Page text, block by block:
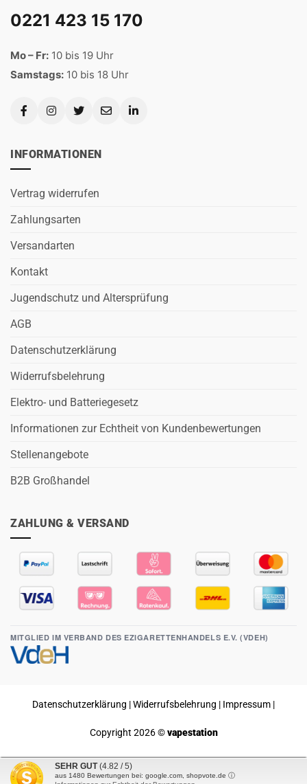
0221 423 15 170
Mo – Fr: 10 bis 19 Uhr
Samstags: 10 bis 18 Uhr
INFORMATIONEN
Vertrag widerrufen
Zahlungsarten
Versandarten
Kontakt
Jugendschutz und Altersprüfung
AGB
Datenschutzerklärung
Widerrufsbelehrung
Elektro- und Batteriegesetz
Informationen zur Echtheit von Kundenbewertungen
Stellenangebote
B2B Großhandel
ZAHLUNG & VERSAND
MITGLIED IM VERBAND DES EZIGARETTENHANDELS E.V. (VDEH)
Datenschutzerklärung |Widerrufsbelehrung | Impressum |
Copyright 2026 ©vapestation
Vertrag widerrufen
SEHR GUT (4.82 / 5)
aus 1480 Bewertungen bei: google.com, shopvote.de ⓘ